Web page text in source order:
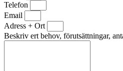
Telefon
Email
Adress + Ort
Beskriv ert behov, förutsättningar,